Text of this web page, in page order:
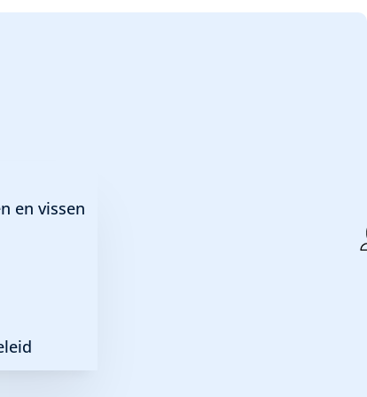
en vissen
– Rode rio